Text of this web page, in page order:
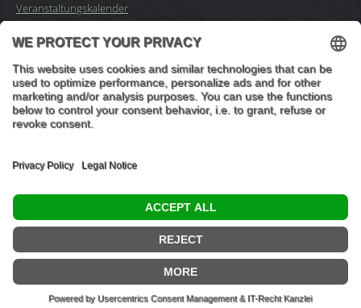
Veranstaltungskalender
Impressum
Buchungsanfrage
"In den Wäldern sind Dinge, über die nachzudenken man jahrelang
im Moos liegen könnte." (Franz Kafka)
Datenschutzeinstellungen